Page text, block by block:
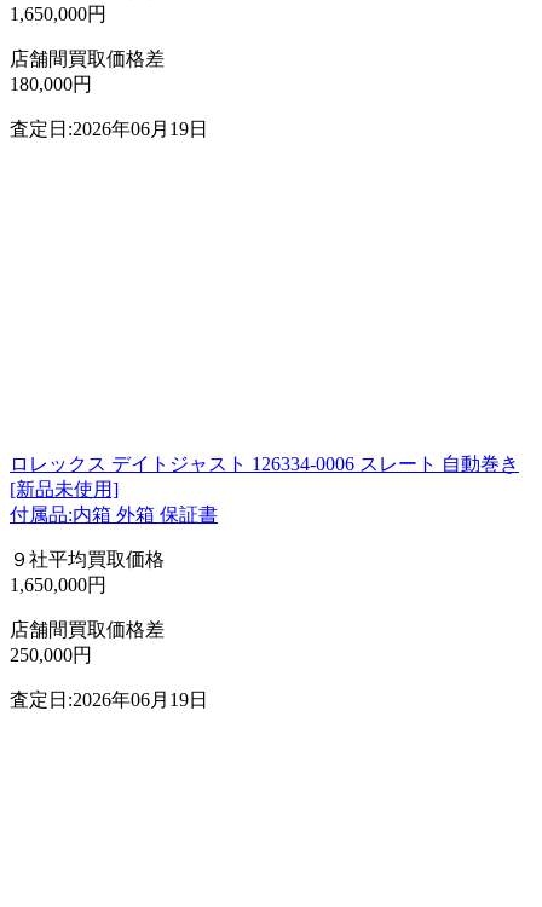
1,650,000円
店舗間買取価格差
180,000円
査定日:2026年06月19日
ロレックス デイトジャスト 126334-0006 スレート 自動巻き
[新品未使用]
付属品:内箱 外箱 保証書
９社平均買取価格
1,650,000円
店舗間買取価格差
250,000円
査定日:2026年06月19日